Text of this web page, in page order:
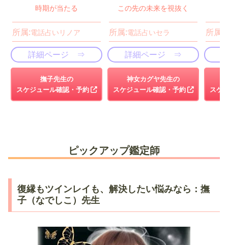
時期が当たる
所属:電話占いリノア
詳細ページ ⇒
撫子先生の
スケジュール確認・予約
この先の未来を視抜く
所属:電話占いセラ
詳細ページ ⇒
神女カグヤ先生の
スケジュール確認・予約
所属:
スケ
ピックアップ鑑定師
復縁もツインレイも、解決したい悩みなら：撫
子（なでしこ）先生